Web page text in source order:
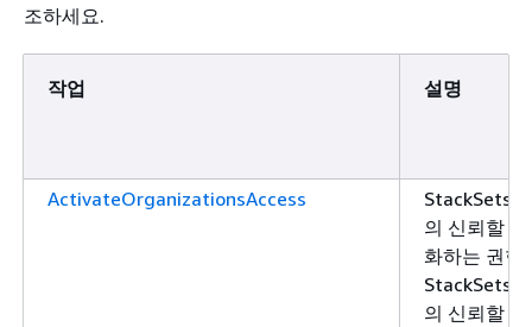
조하세요.
작업 설명
ActivateOrganizationsAccess
StackSets
의 신뢰할
화하는 권한
StackSets
의 신뢰할